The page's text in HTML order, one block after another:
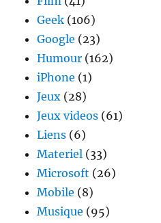
Geek (106)
Google (23)
Humour (162)
iPhone (1)
Jeux (28)
Jeux videos (61)
Liens (6)
Materiel (33)
Microsoft (26)
Mobile (8)
Musique (95)